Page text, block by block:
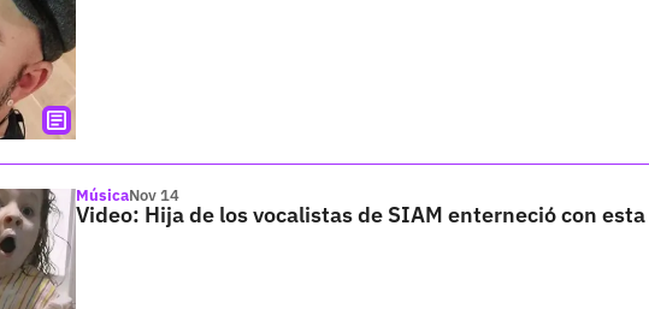
MúsicaNov 14
Video: Hija de los vocalistas de SIAM enterneció con